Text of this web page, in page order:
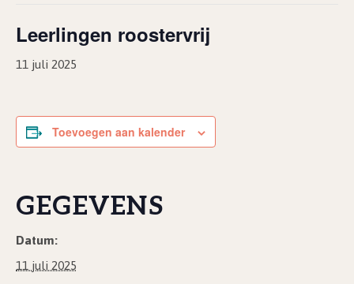
Leerlingen roostervrij
11 juli 2025
Toevoegen aan kalender
GEGEVENS
Datum:
11 juli 2025